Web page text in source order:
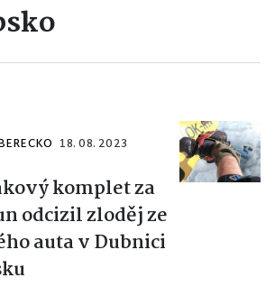
18. 08. 2023
komplet za
odcizil zloděj ze
auta v Dubnici